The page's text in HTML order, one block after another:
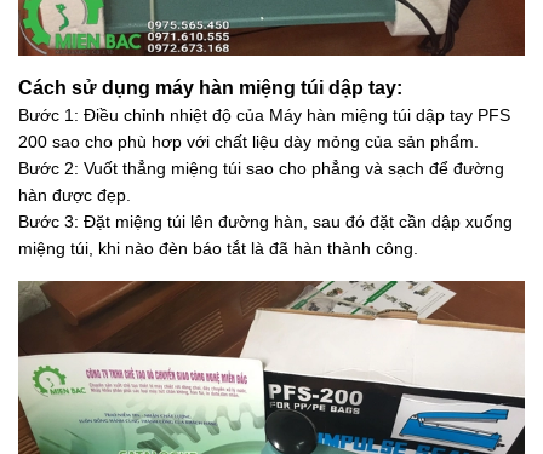
Cách sử dụng máy hàn miệng túi dập tay:
Bước 1: Điều chỉnh nhiệt độ của Máy hàn miệng túi dập tay PFS
200 sao cho phù hơp với chất liệu dày mỏng của sản phẩm.
Bước 2: Vuốt thẳng miệng túi sao cho phẳng và sạch để đường
hàn được đẹp.
Bước 3: Đặt miệng túi lên đường hàn, sau đó đặt cần dập xuống
miệng túi, khi nào đèn báo tắt là đã hàn thành công.